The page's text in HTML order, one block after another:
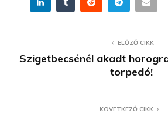
ELŐZŐ CIKK
Szigetbecsénél akadt
torpedó!
KÖVETKEZŐ CIKK